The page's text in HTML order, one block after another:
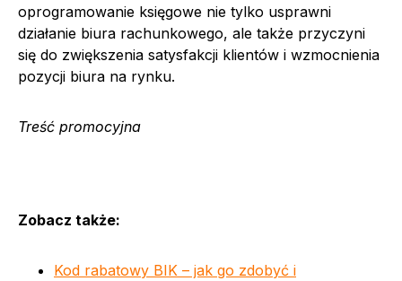
oprogramowanie księgowe nie tylko usprawni
działanie biura rachunkowego, ale także przyczyni
się do zwiększenia satysfakcji klientów i wzmocnienia
pozycji biura na rynku.
Treść promocyjna
Zobacz także:
Kod rabatowy BIK – jak go zdobyć i